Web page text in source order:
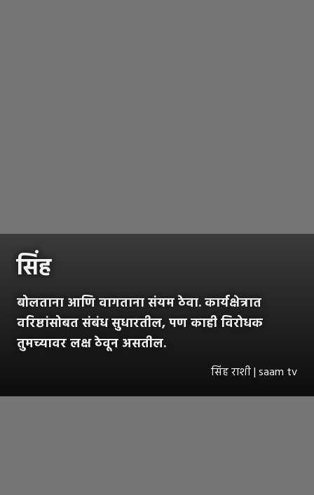
सिंह
बोलताना आणि वागताना संयम ठेवा. कार्यक्षेत्रात
वरिष्ठांसोबत संबंध सुधारतील, पण काही विरोधक
तुमच्यावर लक्ष ठेवून असतील.
सिंह राशी | saam tv